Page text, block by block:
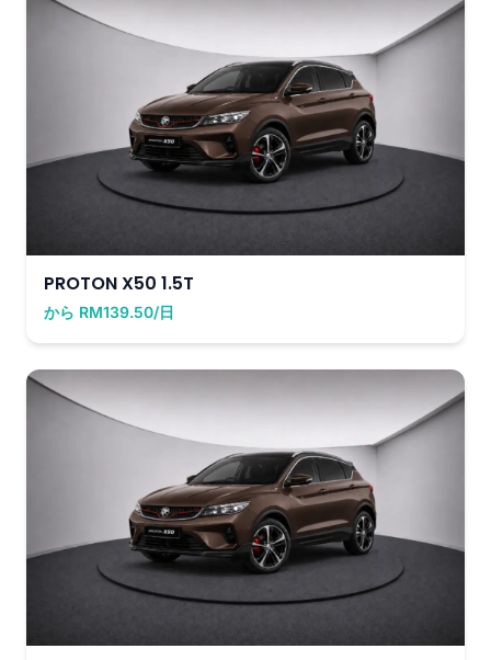
PROTON X50 1.5T
から RM139.50/日